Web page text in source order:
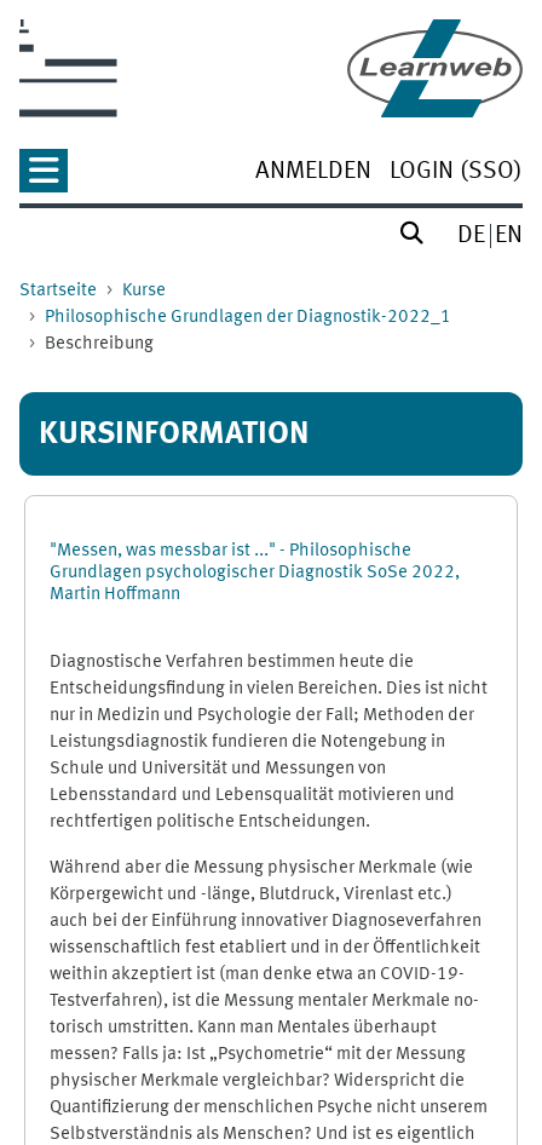
ANMELDEN LOGIN (SSO)
DE EN
Startseite
Kurse
Philosophische Grundlagen der Diagnostik-2022_1
Beschreibung
KURSINFORMATION
"Messen, was messbar ist ..." - Philosophische
Grundlagen psychologischer Diagnostik SoSe 2022,
Martin Hoffmann
Diagnostische Verfahren bestimmen heute die
Entscheidungsfindung in vielen Bereichen. Dies ist nicht
nur in Me­dizin und Psychologie der Fall; Methoden der
Leistungsdiagnostik fundieren die No­ten­gebung in
Schu­le und Universität und Messungen von
Lebensstandard und Lebensqualität moti­vie­ren und
rechtfertigen politische Entscheidungen.
Während aber die Messung physischer Merkmale (wie
Körpergewicht und -länge, Blutdruck, Virenlast etc.)
auch bei der Einführung innovativer Diagnoseverfahren
wissenschaftlich fest etabliert und in der Öf­fent­lichkeit
weithin akzeptiert ist (man denke etwa an COVID-19-
Testverfahren), ist die Messung mentaler Merk­male no­
to­risch umstritten. Kann man Mentales überhaupt
messen? Falls ja: Ist „Psychometrie“ mit der Messung
phy­si­scher Merkmale ver­gleichbar? Widerspricht die
Quantifizierung der menschlichen Psyche nicht un­serem
Selbst­verständnis als Men­schen? Und ist es eigentlich